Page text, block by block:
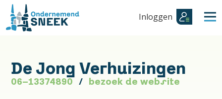
Inloggen
De Jong Verhuizingen
06-13374890 bezoek de website